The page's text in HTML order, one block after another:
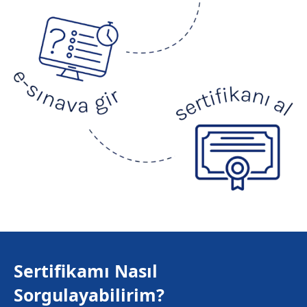
Sertifikamı Nasıl
Sorgulayabilirim?